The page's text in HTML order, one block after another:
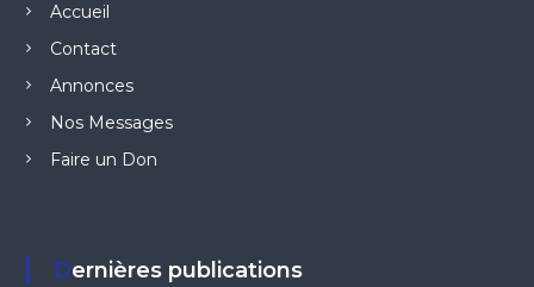
Accueil
Contact
Annonces
Nos Messages
Faire un Don
Dernières publications